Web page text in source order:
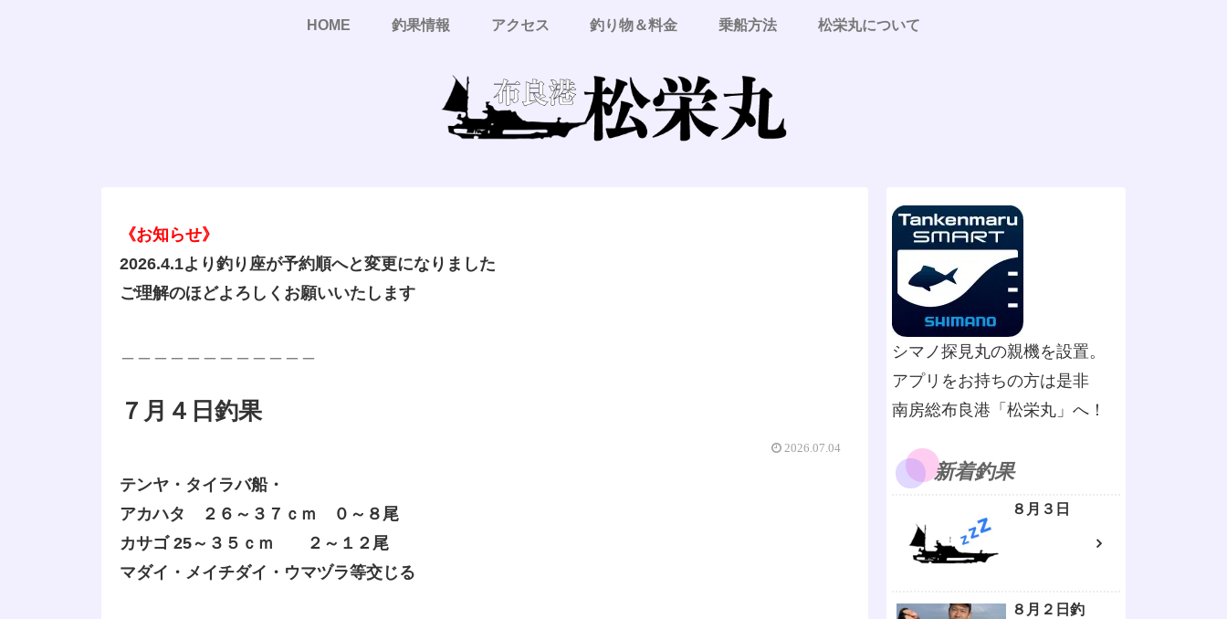
HOME 釣果情報 アクセス 釣り物＆料金 乗船方法 松栄丸について
《お知らせ》
2026.4.1より釣り座が予約順へと変更になりました
ご理解のほどよろしくお願いいたします
７月４日釣果
2026.07.04
テンヤ・タイラバ船・
アカハタ ２６～３７ｃｍ ０～８尾
カサゴ 25～３５ｃｍ ２～１２尾
マダイ・メイチダイ・ウマヅラ等交じる
シマノ探見丸の親機を設置。
アプリをお持ちの方は是非
南房総布良港「松栄丸」へ！
新着釣果
８月３日
８月２日釣